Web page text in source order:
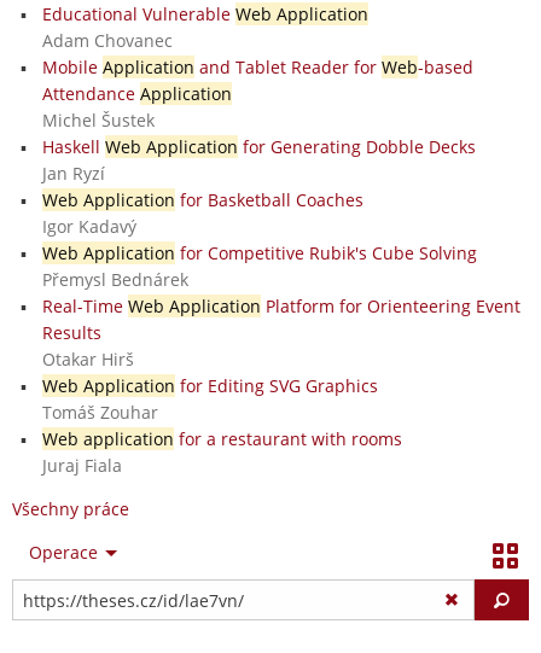
Educational Vulnerable Web Application
Adam Chovanec
Mobile Application and Tablet Reader for Web-based
Attendance Application
Michel Šustek
Haskell Web Application for Generating Dobble Decks
Jan Ryzí
Web Application for Basketball Coaches
Igor Kadavý
Web Application for Competitive Rubik's Cube Solving
Přemysl Bednárek
Real-Time Web Application Platform for Orienteering Event
Results
Otakar Hirš
Web Application for Editing SVG Graphics
Tomáš Zouhar
Web application for a restaurant with rooms
Juraj Fiala
Všechny práce
Operace